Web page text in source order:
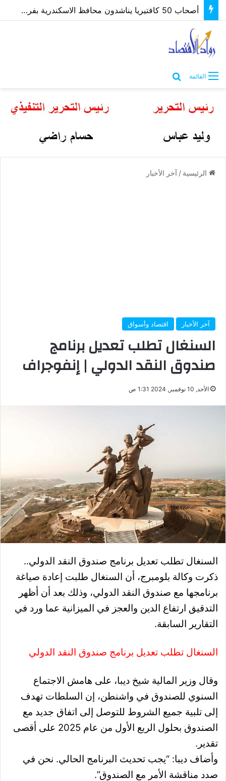
أصحاب 50 كافتيريا يناشدون محافظ الاسكندرية بفرصة لتوفيق أوضاعهم بعد غلق مصدر رزقهم
القائمة
الرئيسية / آخر الأخبار
آخر الأخبار اقتصاد وأسواق
السنغال تطلب تعديل برنامج
صندوق النقد الدولي | إنفوجراف
الأحد, 10 نوفمبر, 2024 1:31 ص
السنغال تطلب تعديل برنامج صندوق النقد الدولي..
ذكرت وكالة بلومبرج، أن السنغال طلبت إعادة صياغة
برنامجها مع صندوق النقد الدولي، وذلك بعد أن أظهر
التدقيق ارتفاع الدين والعجز في الميزانية عما ورد في
التقارير السابقة.
السنغال تطلب تعديل برنامج صندوق النقد الدولي
وقال وزير المالية شيخ ديبا، على هامش الاجتماع
السنوي للصندوق في واشنطن، إن السلطات تهدف
إلى تلبية جميع الشروط للتوصل إلى اتفاق جديد مع
الصندوق بحلول الربع الأول من عام 2025 على أقصى
تقدير.
وأضاف ديبا: “يجب تحديث البرنامج الحالي. نحن في
صدد مناقشة الأمر مع الصندوق”.